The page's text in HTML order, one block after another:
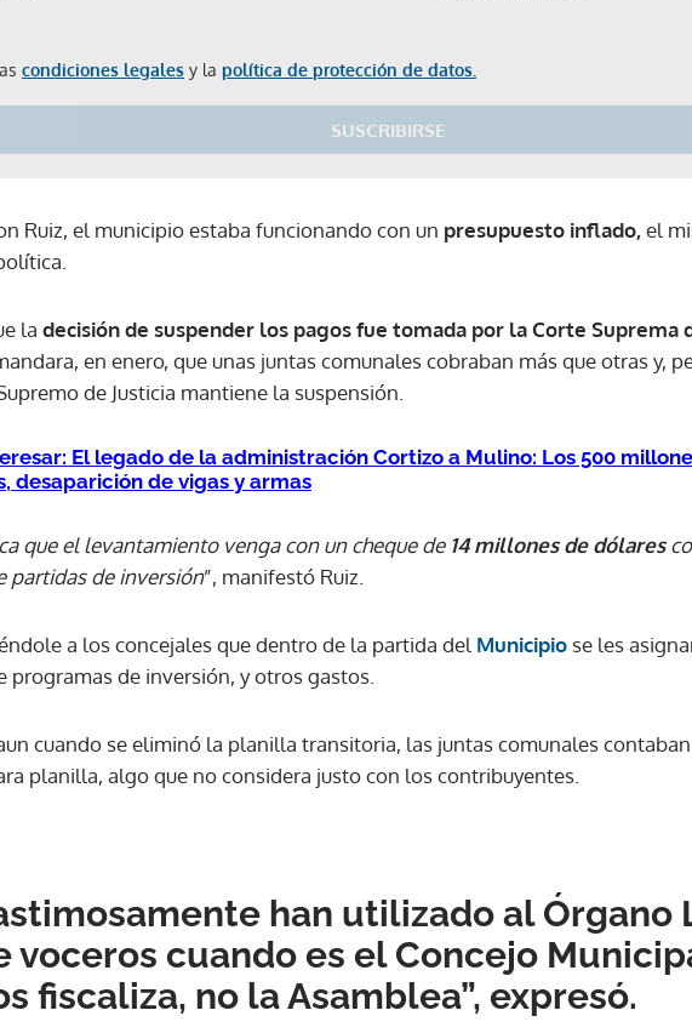
condiciones legales y la política de protección de datos.
SUSCRIBIRSE
Gracias por suscribirte a nuestro boletín.
Ruiz, el municipio estaba funcionando con un presupuesto inflado,el
la decisión de suspender los pagos fue tomada por la Corte Suprema
en enero, que unas juntas comunales cobraban más que otras y,
de Justicia mantiene la suspensión.
El legado de la administración Cortizo a Mulino: Los 500
desaparición de vigas y armas
que el levantamiento venga con un cheque de 14 millones de dólares
partidas de inversión”, manifestó Ruiz.
a los concejales que dentro de la partida del Municipio se les
programas de inversión, y otros gastos.
cuando se eliminó la planilla transitoria, las juntas comunales
planilla, algo que no considera justo con los contribuyentes.
han utilizado al Órgano
voceros cuando es el Concejo
fiscaliza, no la Asamblea”, expresó.